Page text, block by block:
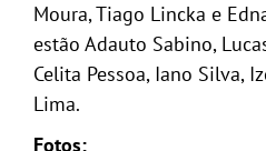
Moura, Tiago Lincka e
estão Adauto Sabino,
Celita Pessoa, Iano Silva,
Lima.
Fotos: